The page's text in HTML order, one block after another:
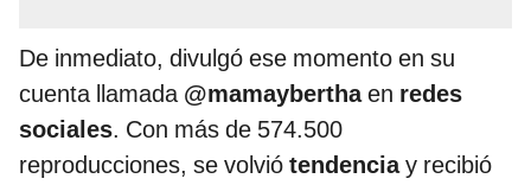
De inmediato, divulgó ese momento en su
cuenta llamada @mamayberthaen redes
sociales. Con más de 574.500
reproducciones, se volvió tendenciay recibió